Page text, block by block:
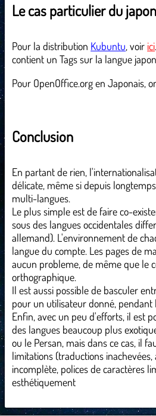
Le cas particulier du
Pour la distribution Kubuntu, voir ici
contient un Tags sur la langue
Pour OpenOffice.org en Japonais,
Conclusion
En partant de rien,
délicate, même si depuis
multi-langues.
Le plus simple est de faire co-
sous des langues occidentales
allemand). L'environnement de
langue du compte. Les pages de
aucun probleme, de même que le
orthographique.
Il est aussi possible de basculer
pour un utilisateur donné, pendant
Enfin, avec un peu d'efforts, il est
des langues beaucoup plus
ou le Persan, mais dans ce cas, il
limitations (traductions
incomplète, polices de caractères
esthétiquement